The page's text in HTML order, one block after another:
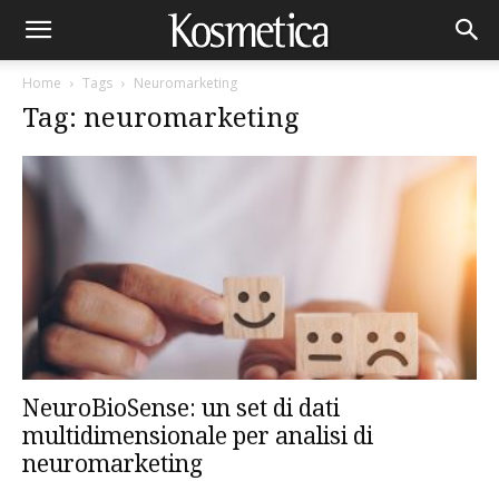
Home Tags Neuromarketing
Tag: neuromarketing
NeuroBioSense: un set di dati
multidimensionale per analisi di
neuromarketing